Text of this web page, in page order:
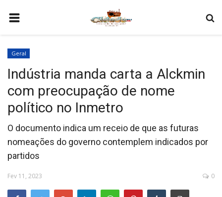
COMO SER PARCEIRO
PROGRAMAÇÃO
QUEM SOMOS
Geral
Indústria manda carta a Alckmin
com preocupação de nome
político no Inmetro
O documento indica um receio de que as futuras
nomeações do governo contemplem indicados por
partidos
Fev 11, 2023 0